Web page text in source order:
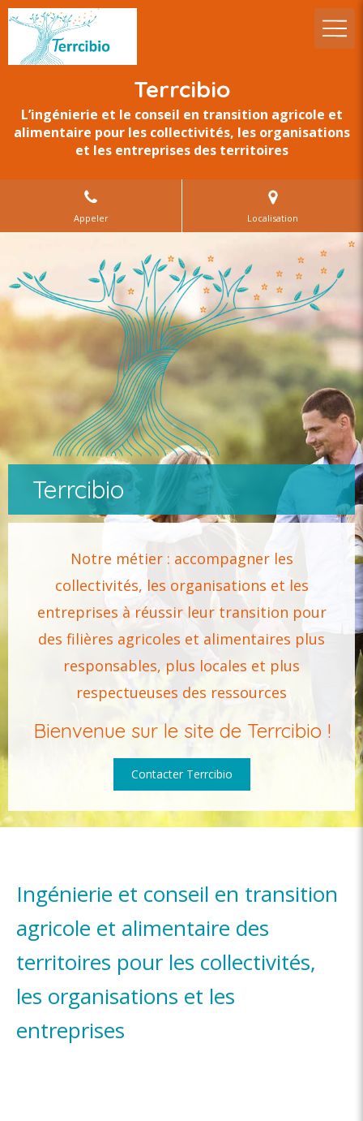
Terrcibio
L’ingénierie et le conseil en transition agricole et
alimentaire pour les collectivités, les organisations
et les entreprises des territoires
Appeler Localisation
Terrcibio
Notre métier : accompagner les
collectivités, les organisations et les
entreprises à réussir leur transition pour
des filières agricoles et alimentaires plus
responsables, plus locales et plus
respectueuses des ressources
Bienvenue sur le site de Terrcibio !
Contacter Terrcibio
Ingénierie et conseil en transition
agricole et alimentaire des
territoires pour les collectivités,
les organisations et les
entreprises